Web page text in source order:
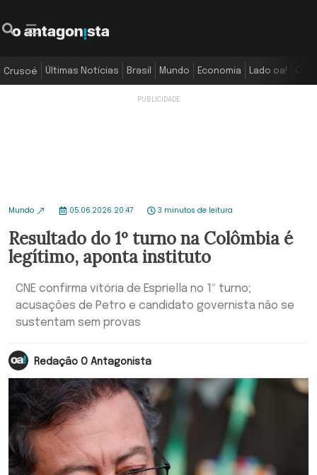
Crusoé Últimas Notícias Brasil Mundo Economia Lado oa!
Mundo 05.06.2026 20:47 3 minutos de leitura
Resultado do 1º turno na Colômbia é
legítimo, aponta instituto
CNE confirma vitória de Espriella no 1º turno;
acusações de Petro e candidato governista não se
sustentam sem provas
Redação O Antagonista